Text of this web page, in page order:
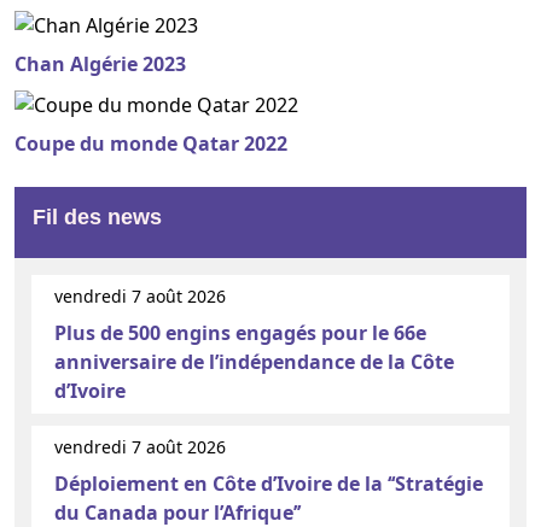
Chan Algérie 2023
Coupe du monde Qatar 2022
Fil des news
vendredi 7 août 2026
Plus de 500 engins engagés pour le 66e
anniversaire de l’indépendance de la Côte
d’Ivoire
vendredi 7 août 2026
Déploiement en Côte d’Ivoire de la ‘‘Stratégie
du Canada pour l’Afrique’’